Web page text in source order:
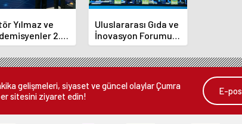
Yılmaz ve
2.
Şurasında
Uluslararası Gıda ve
İnovasyon Forumu
Selçuklu'da Başladı
gelişmeleri, siyaset ve güncel olaylar Çumra
sitesini ziyaret edin!